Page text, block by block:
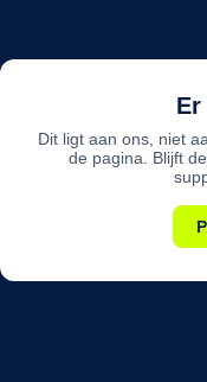
Dit ligt aan ons, niet
de pagina. Blijft